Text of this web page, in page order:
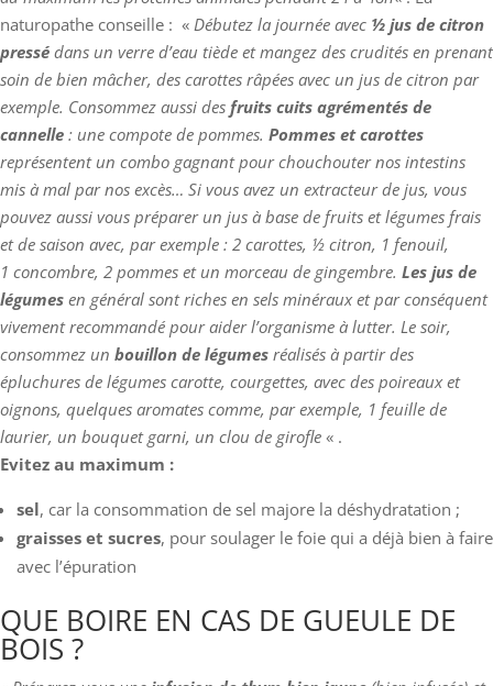
naturopathe conseille : « Débutez la journée avec ½ jus de citron
pressé dans un verre d’eau tiède et mangez des crudités en prenant
soin de bien mâcher, des carottes râpées avec un jus de citron par
exemple. Consommez aussi des fruits cuits agrémentés de
cannelle : une compote de pommes. Pommes et carottes
représentent un combo gagnant pour chouchouter nos intestins
mis à mal par nos excès… Si vous avez un extracteur de jus, vous
pouvez aussi vous préparer un jus à base de fruits et légumes frais
et de saison avec, par exemple : 2 carottes, ½ citron, 1 fenouil,
1 concombre, 2 pommes et un morceau de gingembre. Les jus de
légumes en général sont riches en sels minéraux et par conséquent
vivement recommandé pour aider l’organisme à lutter. Le soir,
consommez un bouillon de légumes réalisés à partir des
épluchures de légumes carotte, courgettes, avec des poireaux et
oignons, quelques aromates comme, par exemple, 1 feuille de
laurier, un bouquet garni, un clou de girofle « .
Evitez au maximum :
sel, car la consommation de sel majore la déshydratation ;
graisses et sucres, pour soulager le foie qui a déjà bien à faire
avec l’épuration
QUE BOIRE EN CAS DE GUEULE DE
BOIS ?